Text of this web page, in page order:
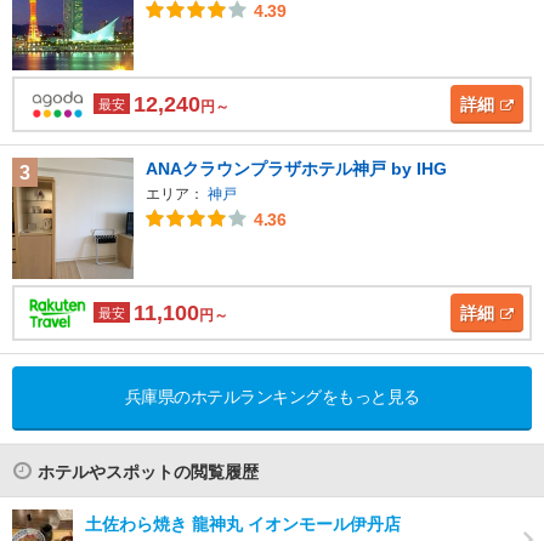
4.39
最安 12,240円～ 詳細
3 ANAクラウンプラザホテル神戸 by IHG
エリア： 神戸
4.36
最安 11,100円～ 詳細
兵庫県のホテルランキングをもっと見る
ホテルやスポットの閲覧履歴
土佐わら焼き 龍神丸 イオンモール伊丹店